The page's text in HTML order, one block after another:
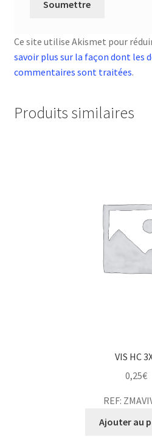
Ce site utilise Akismet pour
savoir plus sur la façon dont les
commentaires sont traitées.
Produits similaires
VIS HC
0,25€
REF:
Ajouter au